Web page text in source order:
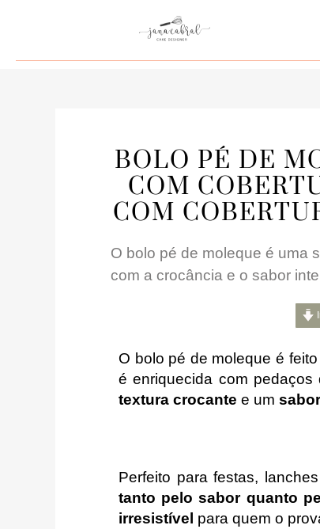
BOLO PÉ DE
COM
COM
O bolo pé de moleque é uma
com a crocância e o sabor
O bolo pé de moleque é
é enriquecida com
textura crocante e um
Perfeito para festas,
tanto pelo sabor quanto
irresistível para quem o